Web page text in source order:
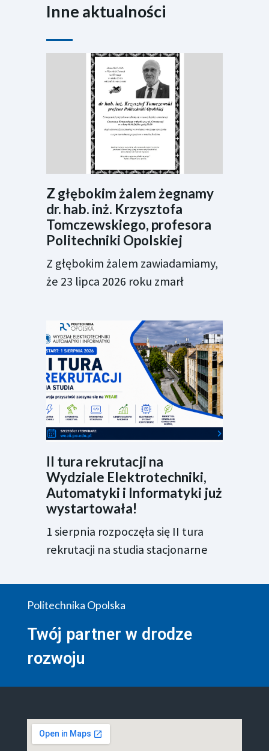
Inne aktualności
Z głębokim żalem żegnamy
dr. hab. inż. Krzysztofa
Tomczewskiego, profesora
Politechniki Opolskiej
Z głębokim żalem zawiadamiamy,
że 23 lipca 2026 roku zmarł
II tura rekrutacji na
Wydziale Elektrotechniki,
Automatyki i Informatyki już
wystartowała!
1 sierpnia rozpoczęła się II tura
rekrutacji na studia stacjonarne
Politechnika Opolska
Twój partner w drodze
rozwoju